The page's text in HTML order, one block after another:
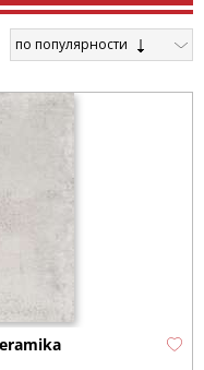
по популярности